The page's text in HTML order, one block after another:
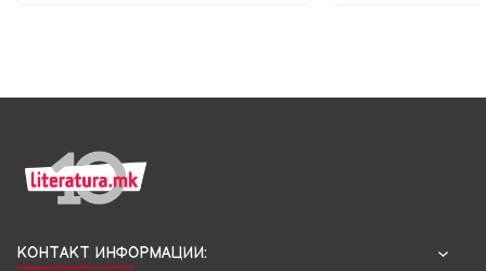
КОНТАКТ ИНФОРМАЦИИ: